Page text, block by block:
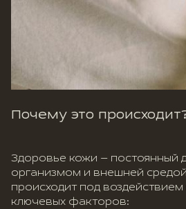
Почему это
Здоровье кожи — постоянный
организмом и внешней
происходит под воздействием
ключевых факторов: